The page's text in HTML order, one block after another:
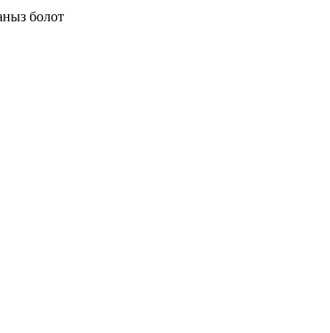
болот